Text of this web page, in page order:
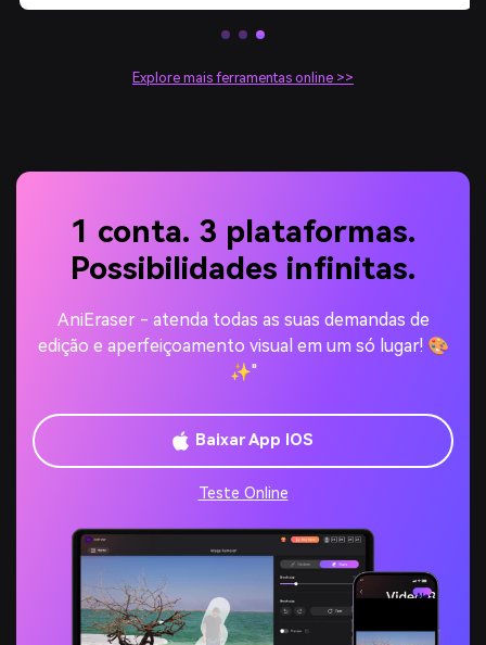
Explore mais ferramentas online >>
1 conta. 3 plataformas.
Possibilidades infinitas.
AniEraser - atenda todas as suas demandas de
edição e aperfeiçoamento visual em um só lugar! 🎨
✨"
Baixar App IOS
Teste Online